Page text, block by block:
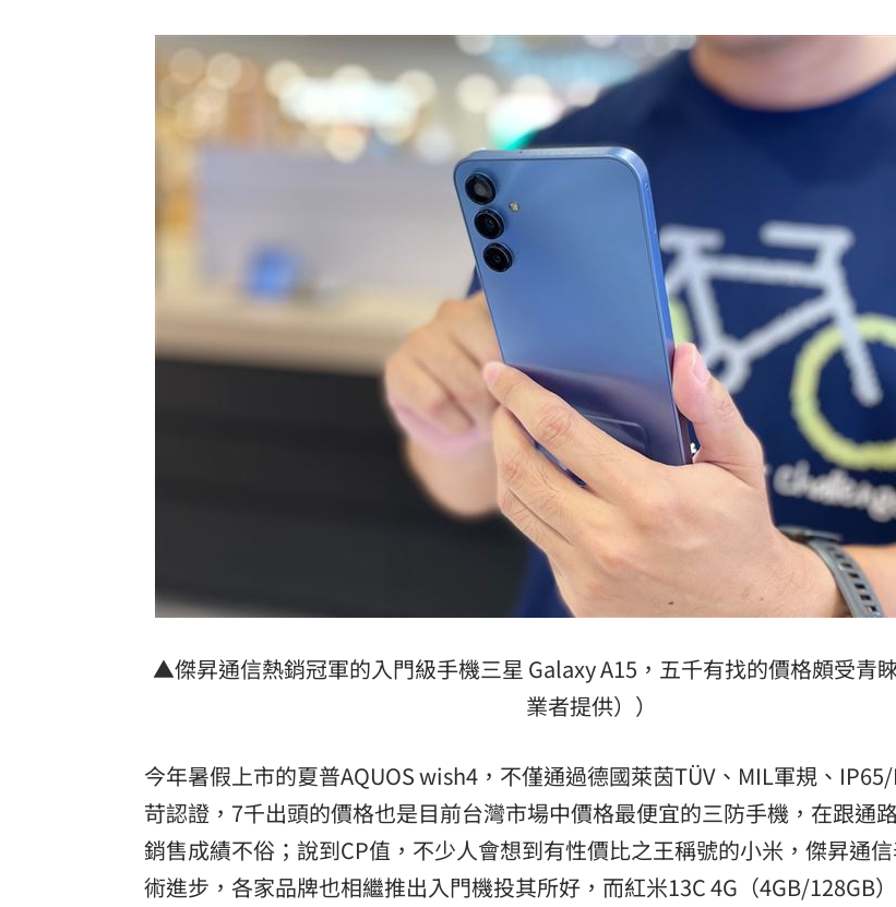
▲傑昇通信熱銷冠軍的入門級手機三星 Galaxy A15，五千有找的價格頗受青
業者提供））
今年暑假上市的夏普AQUOS wish4，不僅通過德國萊茵TÜV、MIL軍規、
苛認證，7千出頭的價格也是目前台灣市場中價格最便宜的三防手機，在跟通
銷售成績不俗；說到CP值，不少人會想到有性價比之王稱號的小米，傑昇通
術進步，各家品牌也相繼推出入門機投其所好，而紅米13C 4G（4GB/128GB